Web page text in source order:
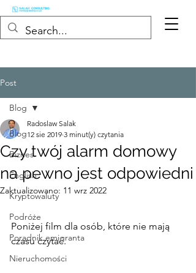
Post
Blog
Biznes
English
Kryptowaluty
Podróże
Poradnik emigranta
Nieruchomości
Blog
Czy twój alarm domowy
na pewno jest odpowiedni
Radoslaw Salak
12 sie 2019 3 minut(y) czytania
Zaktualizowano: 11 wrz 2022
Poniżej film dla osób, które nie mają
czasu czytać.